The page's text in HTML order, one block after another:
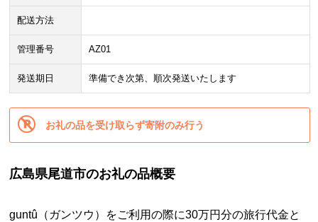
配送方法
管理番号 AZ01
発送期日 準備でき次第、順次発送いたします
お礼の品を受け取らず寄附のみ行う
広島県尾道市のお礼の品概要
guntû（ガンツウ）をご利用の際に30万円分の旅行代金と